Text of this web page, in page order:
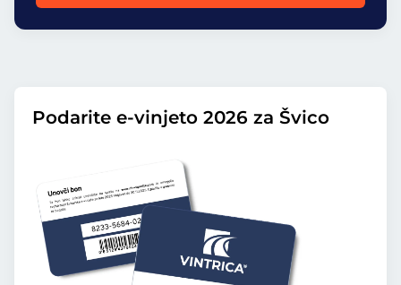
Podarite e-vinjeto 2026 za Švico